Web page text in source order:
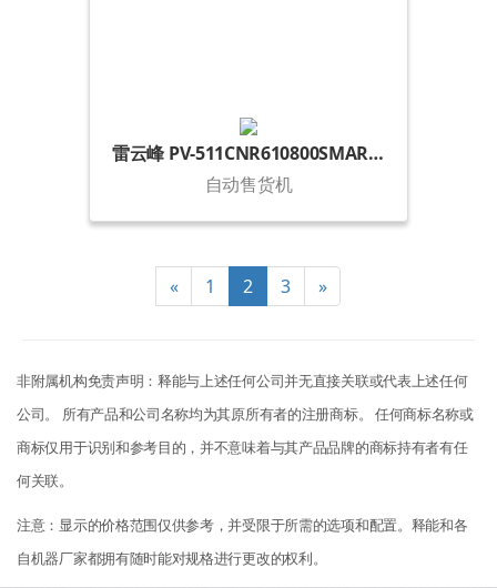
雷云峰 PV-511CNR610800SMART-50
自动售货机
« 1 2 3 »
非附属机构免责声明：释能与上述任何公司并无直接关联或代表上述任何
公司。 所有产品和公司名称均为其原所有者的注册商标。 任何商标名称或
商标仅用于识别和参考目的，并不意味着与其产品品牌的商标持有者有任
何关联。
注意：显示的价格范围仅供参考，并受限于所需的选项和配置。释能和各
自机器厂家都拥有随时能对规格进行更改的权利。